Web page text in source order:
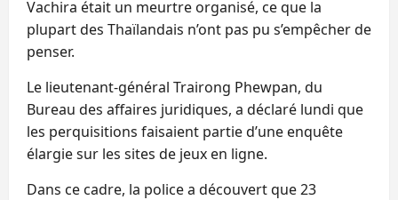
Vachira était un meurtre organisé, ce que la
plupart des Thaïlandais n’ont pas pu s’empêcher de
penser.
Le lieutenant-général Trairong Phewpan, du
Bureau des affaires juridiques, a déclaré lundi que
les perquisitions faisaient partie d’une enquête
élargie sur les sites de jeux en ligne.
Dans ce cadre, la police a découvert que 23